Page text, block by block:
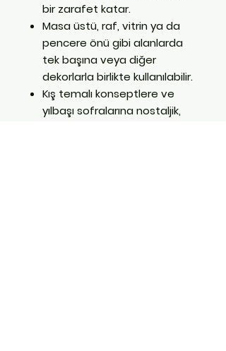
bir zarafet katar.
Masa üstü, raf, vitrin ya da
pencere önü gibi alanlarda
tek başına veya diğer
dekorlarla birlikte kullanılabilir.
Kış temalı konseptlere ve
yılbaşı sofralarına nostaljik,